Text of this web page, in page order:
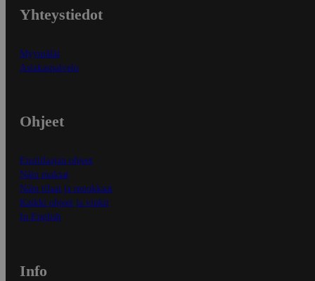
Yhteystiedot
Myymälät
Asiakaspalvelu
Ohjeet
Ensitilaajan ohjeet
Näin maksat
Näin tilaat ja muokkaat
Kaikki ohjeet ja vinkit
In English
Info